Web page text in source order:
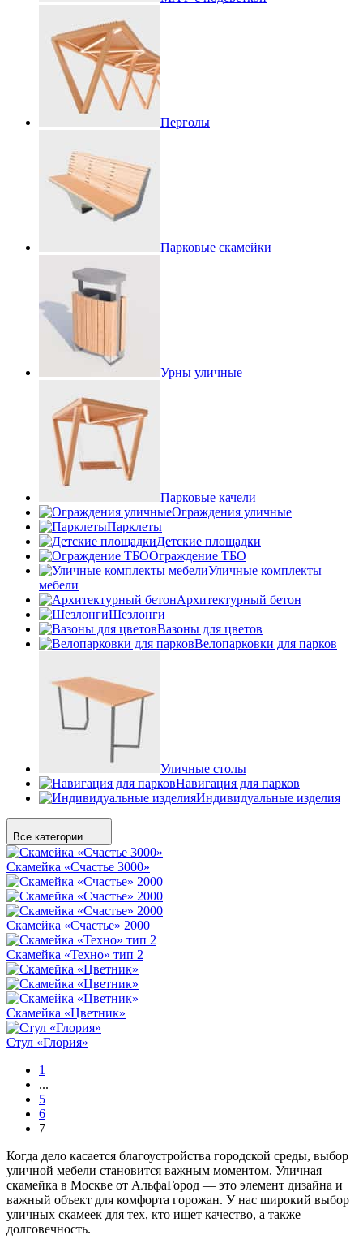
Перголы
Парковые скамейки
Урны уличные
Парковые качели
Ограждения уличные
Парклеты
Детские площадки
Ограждение ТБО
Уличные комплекты
мебели
Архитектурный бетон
Шезлонги
Вазоны для цветов
Велопарковки для парков
Уличные столы
Навигация для парков
Индивидуальные изделия
Все категории
Скамейка «Счастье 3000»
Скамейка «Счастье» 2000
Скамейка «Техно» тип 2
Скамейка «Цветник»
Стул «Глория»
1
...
5
6
7
Когда дело касается благоустройства городской среды, выбор
уличной мебели становится важным моментом. Уличная
скамейка в Москве от АльфаГород — это элемент дизайна и
важный объект для комфорта горожан. У нас широкий выбор
уличных скамеек для тех, кто ищет качество, а также
долговечность.